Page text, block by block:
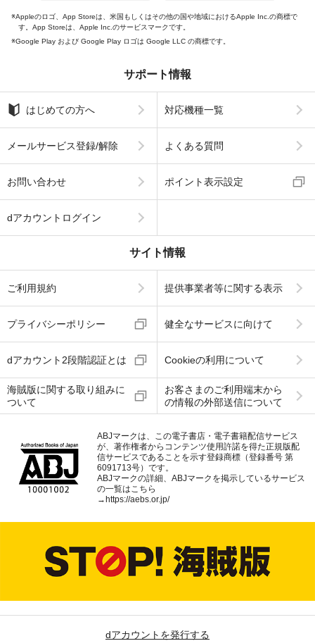
Appleのロゴ、App Storeは、米国もしくはその他の国や地域におけるApple Inc.の商標で
す。App Storeは、Apple Inc.のサービスマークです。
Google Play および Google Play ロゴは Google LLC の商標です。
サポート情報
はじめての方へ 対応機種一覧
メールサービス登録/解除 よくある質問
お問い合わせ ポイント表示設定
dアカウントログイン
サイト情報
ご利用規約 提供事業者等に関する表示
プライバシーポリシー 健全なサービスに向けて
dアカウント2段階認証とは Cookieの利用について
海賊版に関する取り組みに
ついて
お客さまのご利用端末から
の情報の外部送信について
ABJマークは、この電子書店・電子書籍配信サービス
が、著作権者からコンテンツ使用許諾を得た正規版配
信サービスであることを示す登録商標（登録番号 第
6091713号）です。
ABJマークの詳細、ABJマークを掲示しているサービス
の一覧はこちら
→https://aebs.or.jp/
dアカウントを発行する